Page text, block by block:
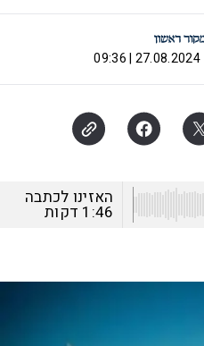
27.08.2024 | 09:36
האזינו לכתבה
1:46 דקות